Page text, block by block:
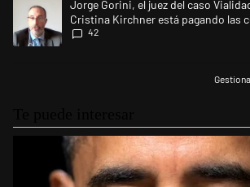
Jorge Gorini, el juez del caso
Cristina Kirchner está pagando las
cometer "un delito comprobado"
42